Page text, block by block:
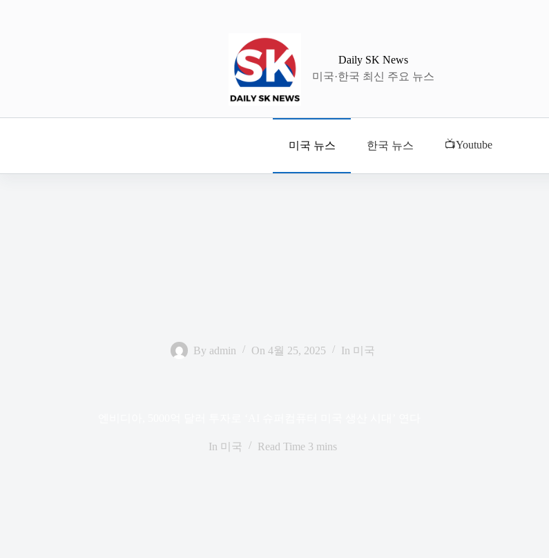
Daily SK News
미국·한국 최신 주요 뉴스
미국 뉴스 한국 뉴스 📺Youtube
By admin On 4월 25, 2025 In 미국
In 미국 Read Time 3 mins